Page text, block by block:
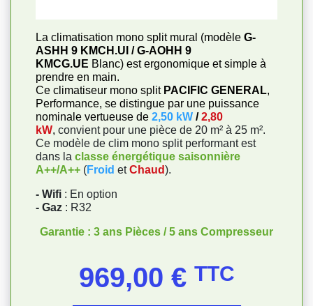
La climatisation mono split mural (modèle G-
ASHH 9 KMCH.UI / G-AOHH 9
KMCG.UE Blanc) est ergonomique et simple à
prendre en main.
Ce climatiseur mono split PACIFIC GENERAL,
Performance, se distingue par une puissance
nominale vertueuse de 2,50 kW /2,80
kW, convient pour une pièce de 20 m² à 25 m².
Ce modèle de clim mono split performant est
dans la classe énergétique saisonnière
A++/A++ (Froid etChaud).
- Wifi : En option
- Gaz : R32
Garantie : 3 ans Pièces / 5 ans Compresseur
969,00 € TTC